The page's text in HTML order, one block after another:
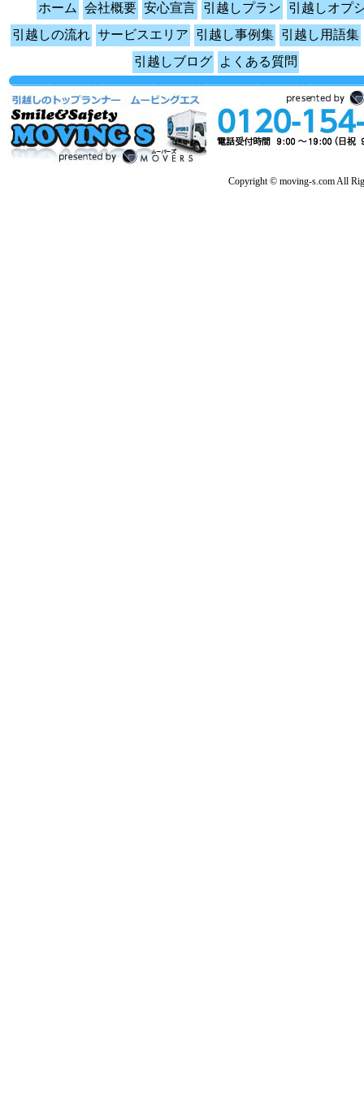
ホーム 会社概要 安心宣言 引越しプラン
引越しオプ
引越しの流れ サービスエリア 引越し事例集 引越し用語集
引越しブログ
よくある質問
Copyright © moving-s.com All